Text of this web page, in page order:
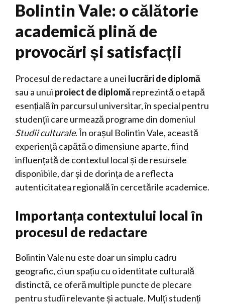
Bolintin Vale: o călătorie
academică plină de
provocări și satisfacții
Procesul de redactare a unei lucrări de diplomă
sau a unui proiect de diplomăreprezintă o etapă
esențială în parcursul universitar, în special pentru
studenții care urmează programe din domeniul
Studii culturale. În orașul Bolintin Vale, această
experiență capătă o dimensiune aparte, fiind
influențată de contextul local și de resursele
disponibile, dar și de dorința de a reflecta
autenticitatea regională în cercetările academice.
Importanța contextului local în
procesul de redactare
Bolintin Vale nu este doar un simplu cadru
geografic, ci un spațiu cu o identitate culturală
distinctă, ce oferă multiple puncte de plecare
pentru studii relevante și actuale. Mulți studenți